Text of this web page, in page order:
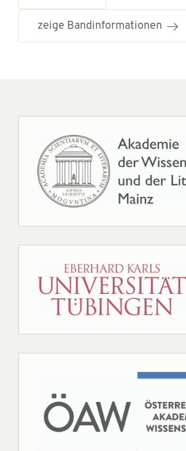
zeige Bandinformationen